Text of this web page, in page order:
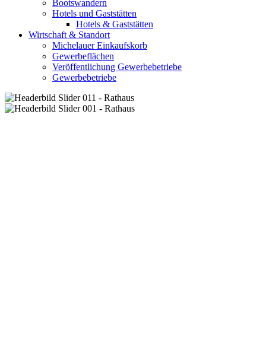
Bootswandern
Hotels und Gaststätten
Hotels & Gaststätten
Wirtschaft & Standort
Michelauer Einkaufskorb
Gewerbeflächen
Veröffentlichung Gewerbebetriebe
Gewerbebetriebe